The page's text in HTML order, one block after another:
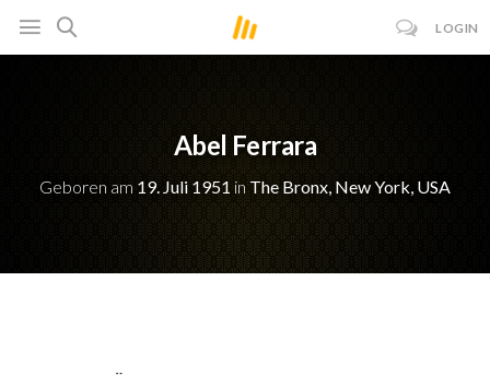
LOGIN
Abel Ferrara
Geboren am 19. Juli 1951 in The Bronx, New York, USA